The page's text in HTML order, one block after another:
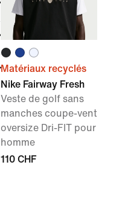
Matériaux recyclés
Nike Fairway Fresh
Veste de golf sans
manches coupe-vent
oversize Dri-FIT pour
homme
110 CHF